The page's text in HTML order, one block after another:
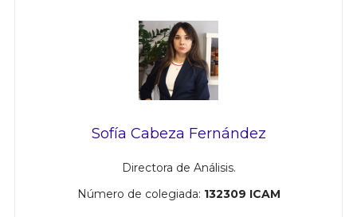
Sofía Cabeza Fernández
Directora de Análisis.
Número de colegiada: 132309 ICAM